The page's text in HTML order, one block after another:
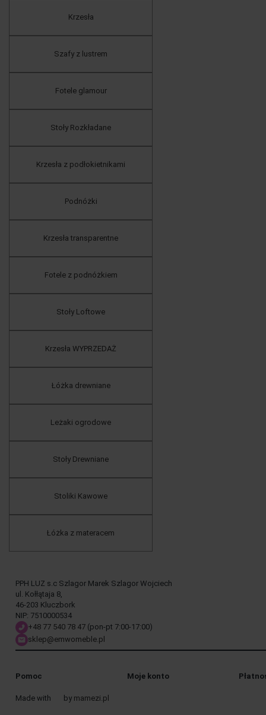
Krzesła
Szafy z lustrem
Fotele glamour
Stoły Rozkładane
Krzesła z podłokietnikami
Podnóżki
Krzesła transparentne
Fotele z podnóżkiem
Stoły Loftowe
Krzesła WYPRZEDAŻ
Łóżka drewniane
Leżaki ogrodowe
Stoły Drewniane
Stoliki Kawowe
Łóżka z materacem
PPH LUZ s.c Szlagor Marek Szlagor Wojciech
ul. Kołłątaja 8,
46-203 Kluczbork
NIP: 7510000534
+48 77 540 78 47 (pon-pt 7:00-17:00)
sklep@emwomeble.pl
Pomoc Moje konto
Made with by mamezi.pl